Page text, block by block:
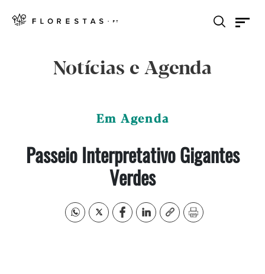
Notícias e Agenda
Em Agenda
Passeio Interpretativo Gigantes
Verdes